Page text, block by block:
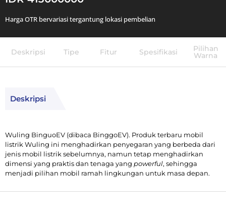
Harga OTR bervariasi tergantung lokasi pembelian
Deskripsi Tipe Fitur Spesifikasi Pilihan
Warna
Deskripsi
Wuling BinguoEV (dibaca BinggoEV). Produk terbaru mobil
listrik Wuling ini menghadirkan penyegaran yang berbeda dari
jenis mobil listrik sebelumnya, namun tetap menghadirkan
dimensi yang praktis dan tenaga yang powerful, sehingga
menjadi pilihan mobil ramah lingkungan untuk masa depan.